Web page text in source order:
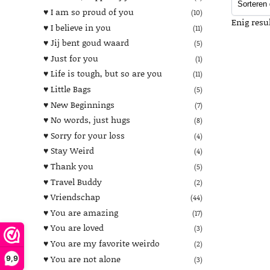
9,9
Enig
♥︎ I am so proud of you (10)
♥︎ I believe in you (11)
♥︎ Jij bent goud waard (5)
♥︎ Just for you (1)
♥︎ Life is tough, but so are you (11)
♥︎ Little Bags (5)
♥︎ New Beginnings (7)
♥︎ No words, just hugs (8)
♥︎ Sorry for your loss (4)
♥︎ Stay Weird (4)
♥︎ Thank you (5)
♥︎ Travel Buddy (2)
♥︎ Vriendschap (44)
♥︎ You are amazing (17)
♥︎ You are loved (3)
♥︎ You are my favorite weirdo (2)
♥︎ You are not alone (3)